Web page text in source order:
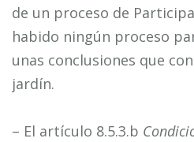
de un proceso de
habido ningún proceso
unas conclusiones que
jardín.
– El artículo 8.5.3.b